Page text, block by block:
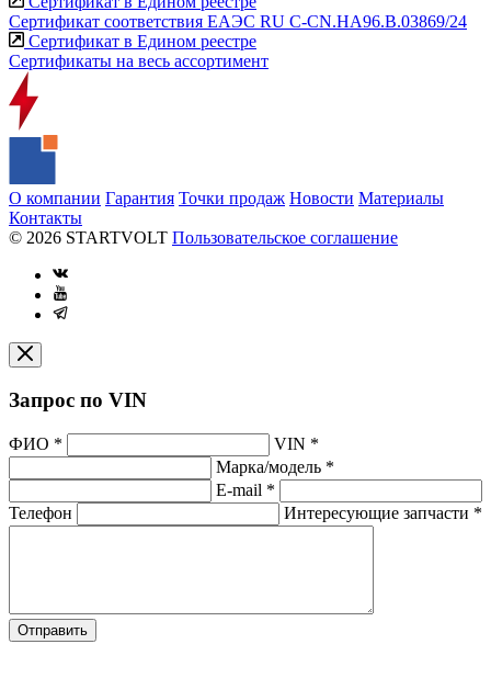
Сертификат соответствия ЕАЭС RU С-CN.НА96.В.03869/24
Сертификат в Едином реестре
Сертификаты на весь ассортимент
О компании Гарантия Точки продаж Новости Материалы
Контакты
© 2026 STARTVOLT Пользовательское соглашение
Запрос по VIN
ФИО * VIN *
Марка/модель *
E-mail *
Телефон
Интересующие запчасти *